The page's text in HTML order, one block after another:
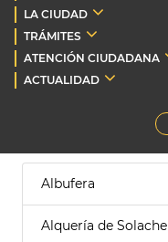
LA CIUDAD
TRÁMITES
ATENCIÓN CIUDADANA
ACTUALIDAD
Albufera
Alquería de Solache